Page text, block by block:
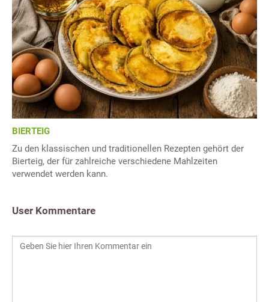
BIERTEIG
Zu den klassischen und traditionellen Rezepten gehört der
Bierteig, der für zahlreiche verschiedene Mahlzeiten
verwendet werden kann.
User Kommentare